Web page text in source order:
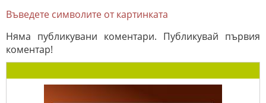
Въведете символите от картинката
Няма публикувани коментари. Публикувай първия
коментар!